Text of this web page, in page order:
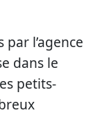
l’agence
dans le
petits-